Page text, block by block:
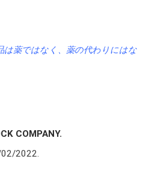
は薬ではなく、薬の代わりにはな
COMPANY.
2022.